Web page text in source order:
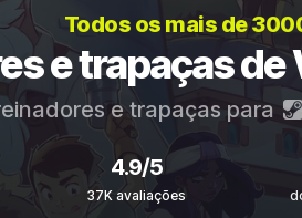
Todos os mais de
e trapaças de
e trapaças para
4.9/5
37K avaliações